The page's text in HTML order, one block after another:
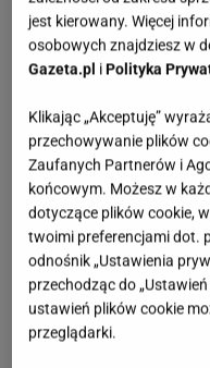
żewłosyz czasem
rzadkie. Jak zadbać
Oto kilka
regularne
zdrowa dieta
witaminy,
wcierka na bazie
jest kierowany. Więcej
osobowych znajdziesz w
Gazeta.pl i Polityka
Klikając „Akceptuję”
przechowywanie plików
Zaufanych Partnerów i
końcowym. Możesz w
dotyczące plików cookie,
twoimi preferencjami dot.
odnośnik „Ustawienia
przechodząc do
ustawień plików cookie
przeglądarki.